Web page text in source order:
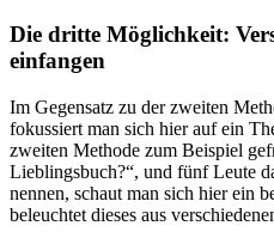
Die dritte Möglichkeit:
einfangen
Im Gegensatz zu der zweiten
fokussiert man sich hier auf ein
zweiten Methode zum Beispiel
Lieblingsbuch?“, und fünf Leute
nennen, schaut man sich hier ein
beleuchtet dieses aus